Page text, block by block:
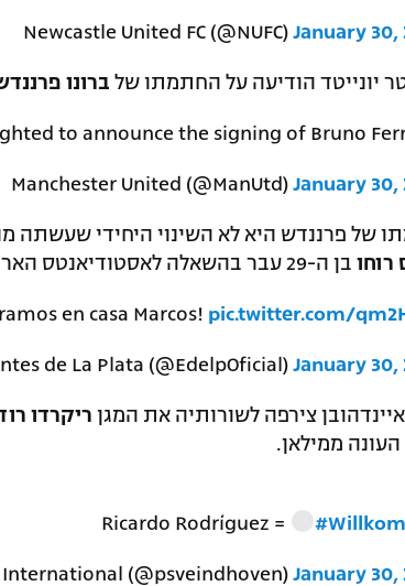
January 30,
יונייטד הודיעה על החתמתו של ברונו
to announce the signing of Bruno
January 30,
של פרננדש היא לא השינוי היחידי שעשתה
רוחו בן ה-29 עבר בהשאלה לאסטודיאנטס הארגנטינאית, בה ישחק עד סיום העונה.
en casa Marcos! pic.twitter.com/
January 30,
צירפה לשורותיה את המגן ריקרדו
ממילאן.
Ricardo Rodríguez =
January 30,